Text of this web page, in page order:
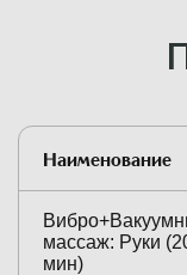
Наименование
массаж: Руки
мин)